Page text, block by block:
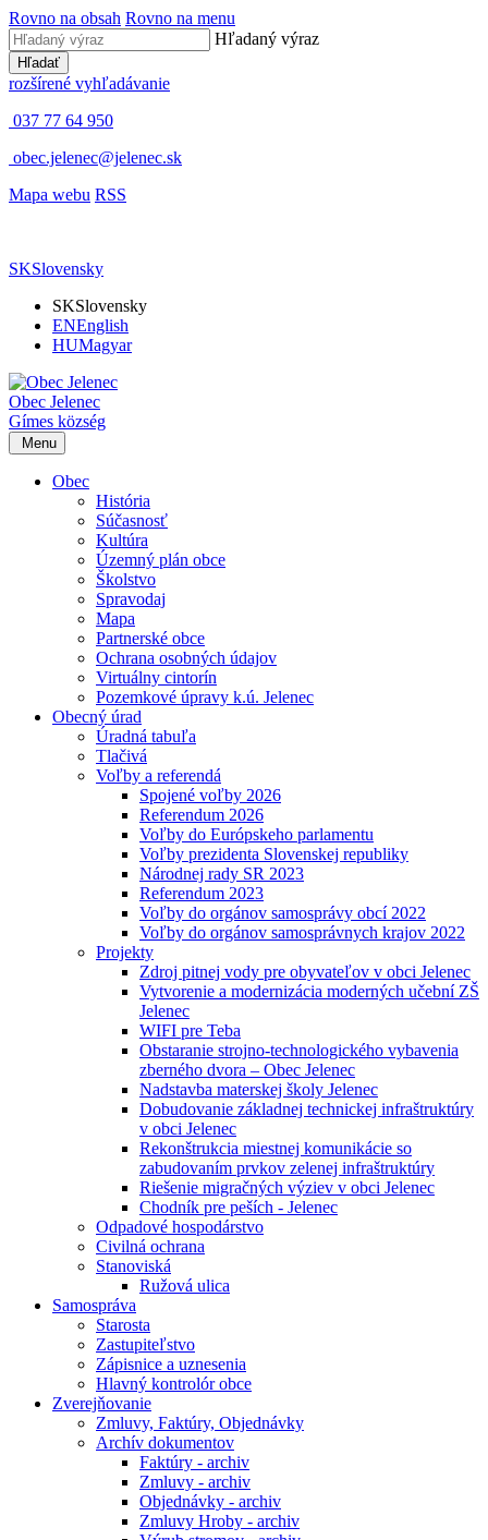
Rovno na obsah Rovno na menu
Hľadaný výraz
Hľadať
rozšírené vyhľadávanie
037 77 64 950
obec.jelenec@jelenec.sk
Mapa webu RSS
SKSlovensky
SKSlovensky
ENEnglish
HUMagyar
Obec Jelenec
Gímes község
Menu
Obec
História
Súčasnosť
Kultúra
Územný plán obce
Školstvo
Spravodaj
Mapa
Partnerské obce
Ochrana osobných údajov
Virtuálny cintorín
Pozemkové úpravy k.ú. Jelenec
Obecný úrad
Úradná tabuľa
Tlačivá
Voľby a referendá
Spojené voľby 2026
Referendum 2026
Voľby do Európskeho parlamentu
Voľby prezidenta Slovenskej republiky
Národnej rady SR 2023
Referendum 2023
Voľby do orgánov samosprávy obcí 2022
Voľby do orgánov samosprávnych krajov 2022
Projekty
Zdroj pitnej vody pre obyvateľov v obci Jelenec
Vytvorenie a modernizácia moderných učební ZŠ
Jelenec
WIFI pre Teba
Obstaranie strojno-technologického vybavenia
zberného dvora – Obec Jelenec
Nadstavba materskej školy Jelenec
Dobudovanie základnej technickej infraštruktúry
v obci Jelenec
Rekonštrukcia miestnej komunikácie so
zabudovaním prvkov zelenej infraštruktúry
Riešenie migračných výziev v obci Jelenec
Chodník pre peších - Jelenec
Odpadové hospodárstvo
Civilná ochrana
Stanoviská
Ružová ulica
Samospráva
Starosta
Zastupiteľstvo
Zápisnice a uznesenia
Hlavný kontrolór obce
Zverejňovanie
Zmluvy, Faktúry, Objednávky
Archív dokumentov
Faktúry - archiv
Zmluvy - archiv
Objednávky - archiv
Zmluvy Hroby - archiv